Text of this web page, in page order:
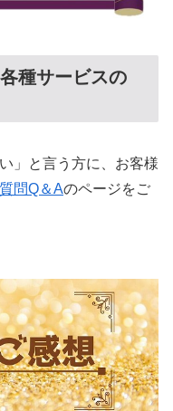
種サービスの
」と言う方に、お客様
問Q＆Aのページをご